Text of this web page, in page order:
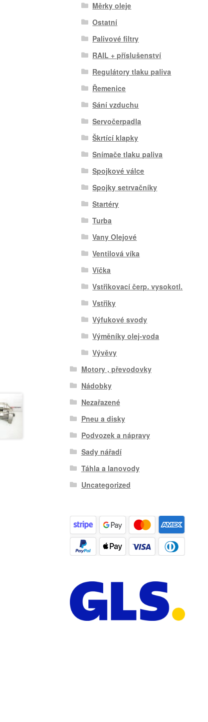
Měrky oleje
Ostatní
Palivové filtry
RAIL + příslušenství
Regulátory tlaku paliva
Řemenice
Sání vzduchu
Servočerpadla
Škrtící klapky
Snímače tlaku paliva
Spojkové válce
Spojky setrvačníky
Startéry
Turba
Vany Olejové
Ventilová víka
Víčka
Vstřikovací čerp. vysokotl.
Vstřiky
Výfukové svody
Výměníky olej-voda
Vývěvy
Motory , převodovky
Nádobky
Nezařazené
Pneu a disky
Podvozek a nápravy
Sady nářadí
Táhla a lanovody
Uncategorized